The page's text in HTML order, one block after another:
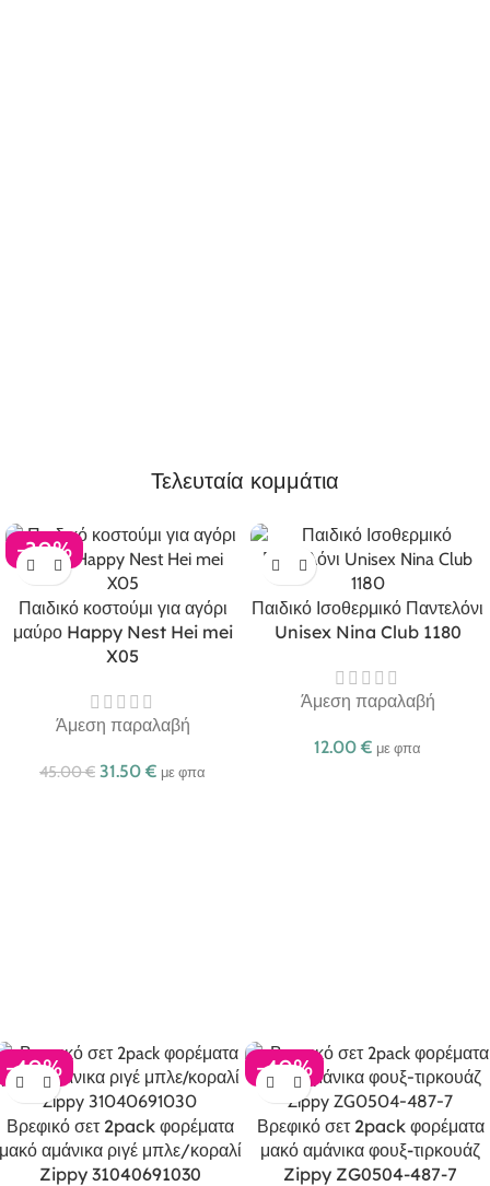
Τελευταία κομμάτια
-30%
Παιδικό κοστούμι για αγόρι
μαύρο Happy Nest Hei mei
X05
Άμεση παραλαβή
45.00€ 31.50 € με φπα
Παιδικό Ισοθερμικό Παντελόνι
Unisex Nina Club 1180
Άμεση παραλαβή
12.00 € με φπα
-40%
Βρεφικό σετ 2pack φορέματα
αμάνικα ριγέ μπλε/κοραλί
Zippy 31040691030
-40%
Βρεφικό σετ 2pack φορέματα
μακό αμάνικα φουξ-τιρκουάζ
Zippy ZG0504-487-7